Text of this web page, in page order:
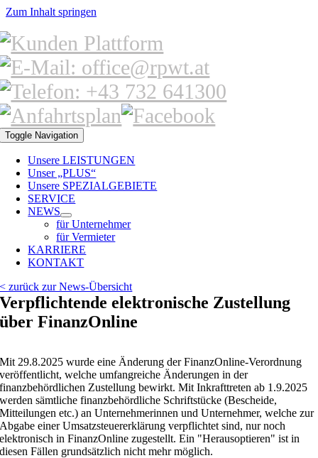
Zum Inhalt springen
Toggle Navigation
Unsere LEISTUNGEN
Unser „PLUS“
Unsere SPEZIALGEBIETE
SERVICE
NEWS
für Unternehmer
für Vermieter
KARRIERE
KONTAKT
< zurück zur News-Übersicht
Verpflichtende elektronische Zustellung
über FinanzOnline
Mit 29.8.2025 wurde eine Änderung der FinanzOnline-Verordnung
veröffentlicht, welche umfangreiche Änderungen in der
finanzbehördlichen Zustellung bewirkt. Mit Inkrafttreten ab 1.9.2025
werden sämtliche finanzbehördliche Schriftstücke (Bescheide,
Mitteilungen etc.) an Unternehmerinnen und Unternehmer, welche zur
Abgabe einer Umsatzsteuererklärung verpflichtet sind, nur noch
elektronisch in FinanzOnline zugestellt. Ein "Herausoptieren" ist in
diesen Fällen grundsätzlich nicht mehr möglich.